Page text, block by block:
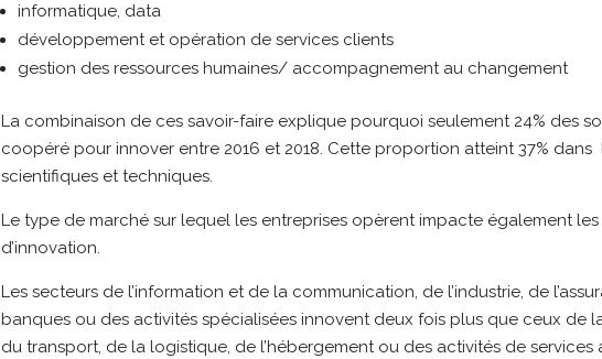
informatique, data
développement et opération de services clients
gestion des ressources humaines/ accompagnement au changement
La combinaison de ces savoir-faire explique pourquoi seulement 24% des
coopéré pour innover entre 2016 et 2018. Cette proportion atteint 37% dans
scientifiques et techniques.
Le type de marché sur lequel les entreprises opèrent impacte également
d’innovation.
Les secteurs de l’information et de la communication, de l’industrie, de
banques ou des activités spécialisées innovent deux fois plus que ceux de
du transport, de la logistique, de l’hébergement ou des activités de services